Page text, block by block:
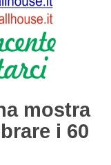
mostra
i 60